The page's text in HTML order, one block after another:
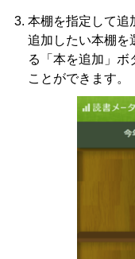
本棚を指定して追
追加したい本棚を
る「本を追加」ボ
ことができます。